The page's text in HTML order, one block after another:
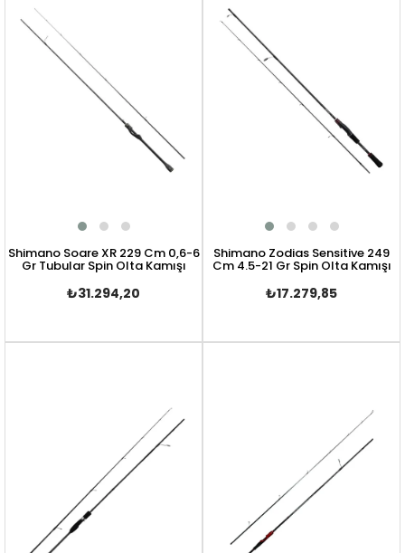
Shimano Soare XR 229 Cm 0,6-6
Gr Tubular Spin Olta Kamışı
₺31.294,20
Shimano Zodias Sensitive 249
Cm 4.5-21 Gr Spin Olta Kamışı
₺17.279,85